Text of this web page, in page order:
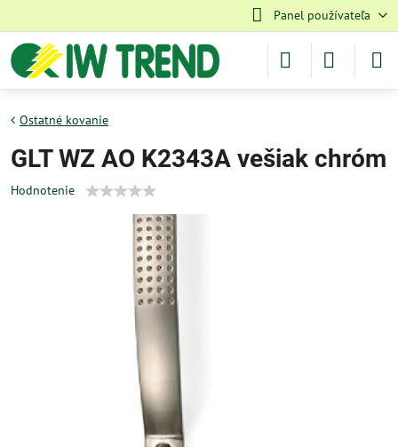
Panel používateľa
Ostatné kovanie
GLT WZ AO K2343A vešiak chróm
Hodnotenie